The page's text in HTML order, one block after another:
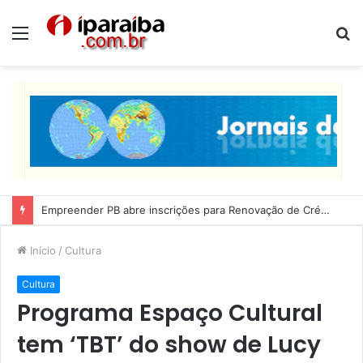
Menu
Lucas Ribeiro inspeciona obras da última etapa do Centro de Convenções
Início / Cultura
Cultura
Programa Espaço Cultural
tem ‘TBT’ do show de Lucy